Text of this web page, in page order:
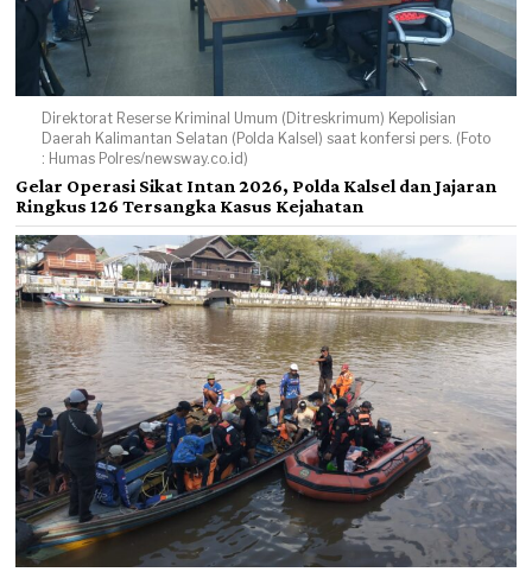
Direktorat Reserse Kriminal Umum (Ditreskrimum) Kepolisian
Daerah Kalimantan Selatan (Polda Kalsel) saat konfersi pers. (Foto
: Humas Polres/newsway.co.id)
Gelar Operasi Sikat Intan 2026, Polda Kalsel dan Jajaran
Ringkus 126 Tersangka Kasus Kejahatan